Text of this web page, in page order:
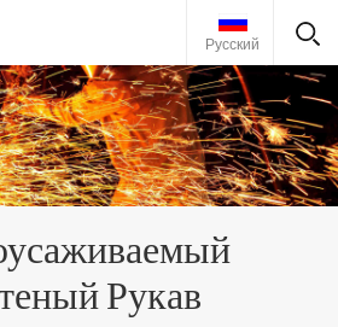
Русский
Рукав